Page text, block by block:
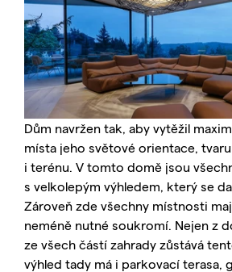
Dům navržen tak, aby vytěžil
místa jeho světové orientace,
i terénu. V tomto domě jsou
s velkolepým výhledem, který se
Zároveň zde všechny místnosti
neméně nutné soukromí. Nejen z
ze všech částí zahrady zůstává
výhled tady má i parkovací terasa,